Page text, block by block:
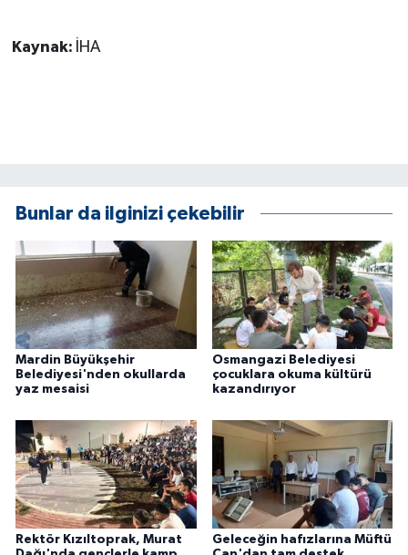
Kaynak: İHA
Bunlar da ilginizi çekebilir
Mardin Büyükşehir
Belediyesi'nden okullarda
yaz mesaisi
Osmangazi Belediyesi
çocuklara okuma kültürü
kazandırıyor
Rektör Kızıltoprak, Murat
Geleceğin hafızlarına Müftü